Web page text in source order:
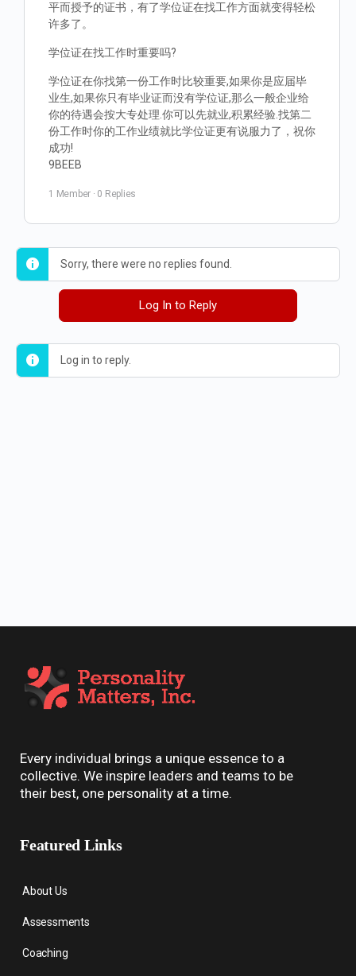
平而授予的证书，有了学位证在找工作方面就变得轻松
许多了。
学位证在找工作时重要吗?
学位证在你找第一份工作时比较重要,如果你是应届毕
业生,如果你只有毕业证而没有学位证,那么一般企业给
你的待遇会按大专处理.你可以先就业,积累经验.找第二
份工作时你的工作业绩就比学位证更有说服力了，祝你
成功!
9BEEB
1 Member · 0 Replies
Sorry, there were no replies found.
Log In to Reply
Log in to reply.
Every individual brings a unique essence to a
collective. We inspire leaders and teams to be
their best, one personality at a time.
Featured Links
About Us
Assessments
Coaching